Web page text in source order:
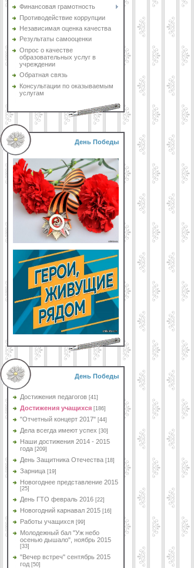
Финансовая грамотность
Противодействие коррупции
Независимая оценка качества
Результаты самооценки
Опрос о качестве
образовательных услуг в
учреждении
Обратная связь
Консультации по оказываемым
услугам
День Победы
День Победы
Достижения педагогов [41]
Достижения учащихся [186]
"Отчетный концерт 2017" [44]
Дела всегда имеют успех [30]
Наши достижения 2014 - 2015
года [209]
День Защитника Отечества [18]
Зарница [19]
Новогоднее представление 2015
[25]
День ГТО февраль 2016 [22]
Новогодний карнавал 2015 [16]
Работы учащихся [99]
Молодежный бал "Уж небо
осенью дышало", ноябрь 2015
[33]
"Вечер встреч" сентябрь 2015
год [50]